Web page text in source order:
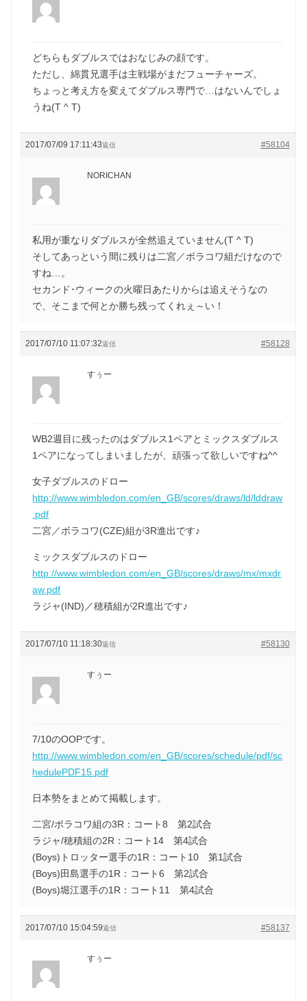
どちらもダブルスではおなじみの顔です。
ただし、綿貫兄選手は主戦場がまだフューチャーズ。
ちょっと考え方を変えてダブルス専門で…はないんでしょ
うね(T ^ T)
2017/07/09 17:11:43 #58104
返信
NORICHAN
私用が重なりダブルスが全然追えていません(T ^ T)
そしてあっという間に残りは二宮／ボラコワ組だけなので
すね…。
セカンド･ウィークの火曜日あたりからは追えそうなの
で、そこまで何とか勝ち残ってくれぇ～い！
2017/07/10 11:07:32 #58128
返信
すぅー
WB2週目に残ったのはダブルス1ペアとミックスダブルス
1ペアになってしまいましたが、頑張って欲しいですね^^
女子ダブルスのドロー
http://www.wimbledon.com/en_GB/scores/draws/ld/lddraw
.pdf
二宮／ボラコワ(CZE)組が3R進出です♪
ミックスダブルスのドロー
http://www.wimbledon.com/en_GB/scores/draws/mx/mxdr
aw.pdf
ラジャ(IND)／穂積組が2R進出です♪
2017/07/10 11:18:30 #58130
返信
すぅー
7/10のOOPです。
http://www.wimbledon.com/en_GB/scores/schedule/pdf/sc
hedulePDF15.pdf
日本勢をまとめて掲載します。
二宮/ボラコワ組の3R：コート8 第2試合
ラジャ/穂積組の2R：コート14 第4試合
(Boys)トロッター選手の1R：コート10 第1試合
(Boys)田島選手の1R：コート6 第2試合
(Boys)堀江選手の1R：コート11 第4試合
2017/07/10 15:04:59 #58137
返信
すぅー